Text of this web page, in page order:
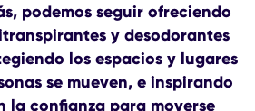
podemos seguir ofreciendo
y desodorantes
los espacios y lugares
se mueven, e inspirando
la confianza para moverse